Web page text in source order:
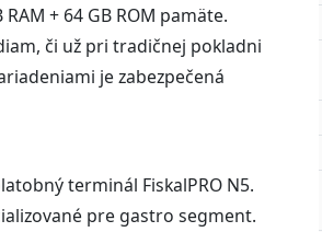
+ 64 GB ROM pamäte.
či už pri tradičnej pokladni
je zabezpečená
terminál FiskalPRO N5.
pre gastro segment.